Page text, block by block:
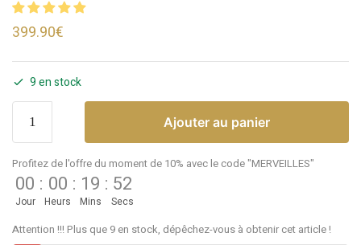
399.90€
9 en stock
Ajouter au panier
Profitez de l'offre du moment de 10% avec le code "MERVEILLES"
00
Jour
: 00
Heurs
: 19
Mins
: 52
Secs
Attention !!! Plus que 9 en stock, dépêchez-vous à obtenir cet article !